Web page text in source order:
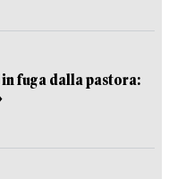
fuga dalla pastora: